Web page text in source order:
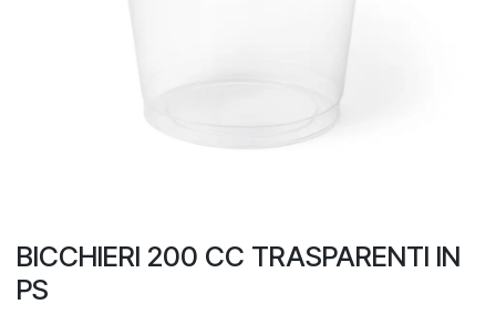
BICCHIERI 200 CC TRASPARENTI IN
PS